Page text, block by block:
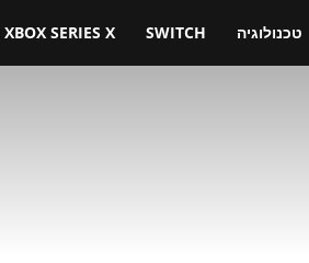
XBOX SERIES X SWITCH טכנולוגיה